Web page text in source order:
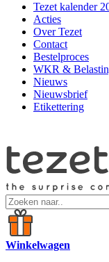
Tezet kalender
Acties
Over Tezet
Contact
Bestelproces
WKR &
Nieuws
Nieuwsbrief
Etikettering
Winkelwagen